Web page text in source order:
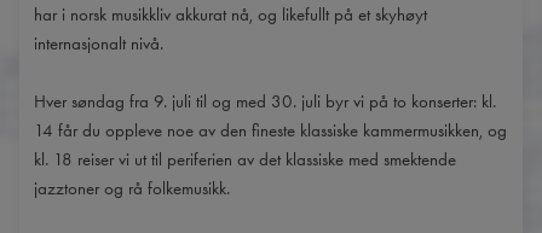
har i norsk musikkliv akkurat nå, og likefullt på et skyhøyt
internasjonalt nivå.
Hver søndag fra 9. juli til og med 30. juli byr vi på to konserter: kl.
14 får du oppleve noe av den fineste klassiske kammermusikken, og
kl. 18 reiser vi ut til periferien av det klassiske med smektende
jazztoner og rå folkemusikk.